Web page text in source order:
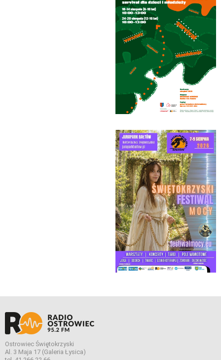
Ostrowiec Świętokrzyski
Al. 3 Maja 17 (Galeria Łysica)